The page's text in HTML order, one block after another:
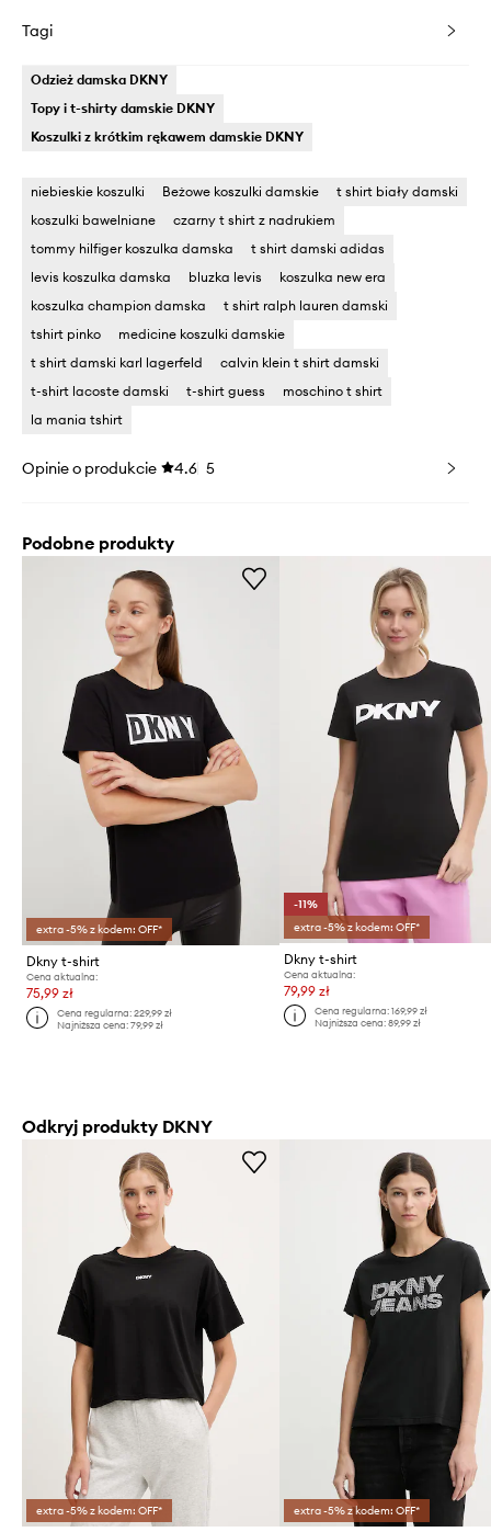
Tagi
Odzież damska DKNY
Topy i t-shirty damskie DKNY
Koszulki z krótkim rękawem damskie DKNY
niebieskie koszulki Beżowe koszulki damskie
t shirt biały damski
koszulki bawelniane
czarny t shirt z nadrukiem
tommy hilfiger koszulka damska
t shirt damski adidas
levis koszulka damska
bluzka levis
koszulka new era
koszulka champion damska
t shirt ralph lauren damski
tshirt pinko
medicine koszulki damskie
t shirt damski karl lagerfeld
calvin klein t shirt damski
t-shirt lacoste damski
t-shirt guess
moschino t shirt
la mania tshirt
Opinie o produkcie 4.6 5
Podobne produkty
extra -5% z kodem: OFF*
Dkny t-shirt
Cena aktualna:
75,99 zł
Cena regularna:229,99 zł
Najniższa cena:79,99 zł
-11%
extra -5% z kodem: OFF*
Dkny t-shirt
Cena aktualna:
79,99 zł
Cena regularna: 169,99 zł
Najniższa cena: 89,99 zł
Odkryj produkty DKNY
extra -5% z kodem: OFF* extra -5% z kodem: OFF*